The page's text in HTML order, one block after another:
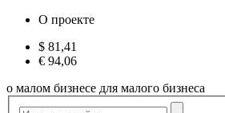
О проекте
$ 81,41
€ 94,06
о малом бизнесе для малого бизнеса